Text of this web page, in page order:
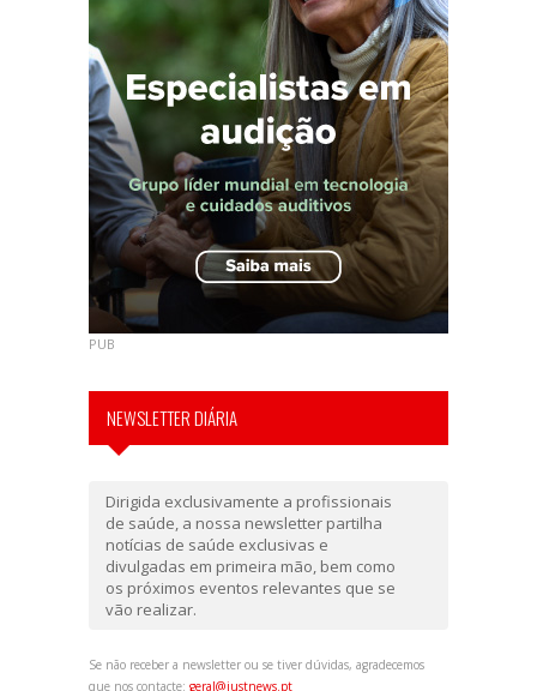
PUB
NEWSLETTER DIÁRIA
Dirigida exclusivamente a profissionais
de saúde, a nossa newsletter partilha
notícias de saúde exclusivas e
divulgadas em primeira mão, bem como
os próximos eventos relevantes que se
vão realizar.
Se não receber a newsletter ou se tiver dúvidas, agradecemos
que nos contacte: geral@justnews.pt